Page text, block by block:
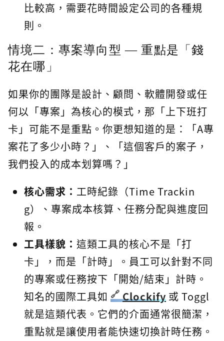
比較高，需要花時間設定公司的各種規
則。
情境二：專案導向型 — 重點是「錢
花在哪」
如果你的團隊是設計、顧問、軟體開發或任
何以「專案」為核心的模式，那「上下班打
卡」可能不是重點。你更想知道的是：「A專
案花了多少小時？」、「這個客戶的案子，
我們投入的成本划算嗎？」
核心需求： 工時紀錄（Time Trackin
g）、專案成本核算、任務分配與進度回
報。
工具樣貌： 這類工具的核心不是「打
卡」，而是「計時」。員工可以針對不同
的專案或任務按下「開始/結束」計時。
知名的國際工具如
Clockify 或 Toggl
就是這類代表。它們的介面通常很簡潔，
重點就是讓使用者能快速切換計時任務。